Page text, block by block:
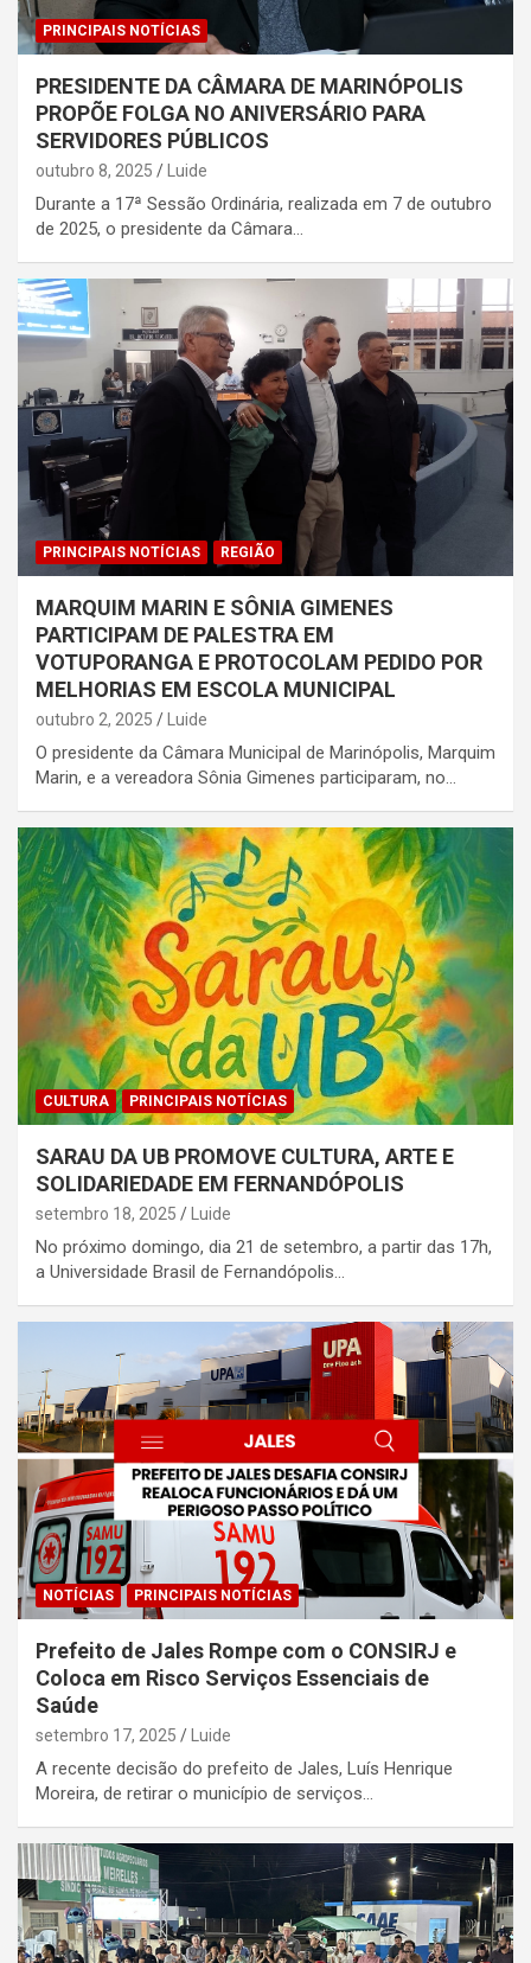
PRINCIPAIS NOTÍCIAS
PRESIDENTE DA CÂMARA DE MARINÓPOLIS
PROPÕE FOLGA NO ANIVERSÁRIO PARA
SERVIDORES PÚBLICOS
outubro 8, 2025 Luide
Durante a 17ª Sessão Ordinária, realizada em 7 de outubro
de 2025, o presidente da Câmara…
PRINCIPAIS NOTÍCIAS REGIÃO
MARQUIM MARIN E SÔNIA GIMENES
PARTICIPAM DE PALESTRA EM
VOTUPORANGA E PROTOCOLAM PEDIDO POR
MELHORIAS EM ESCOLA MUNICIPAL
outubro 2, 2025 Luide
O presidente da Câmara Municipal de Marinópolis, Marquim
Marin, e a vereadora Sônia Gimenes participaram, no…
CULTURA PRINCIPAIS NOTÍCIAS
SARAU DA UB PROMOVE CULTURA, ARTE E
SOLIDARIEDADE EM FERNANDÓPOLIS
setembro 18, 2025 Luide
No próximo domingo, dia 21 de setembro, a partir das 17h,
a Universidade Brasil de Fernandópolis…
NOTÍCIAS PRINCIPAIS NOTÍCIAS
Prefeito de Jales Rompe com o CONSIRJ e
Coloca em Risco Serviços Essenciais de
Saúde
setembro 17, 2025 Luide
A recente decisão do prefeito de Jales, Luís Henrique
Moreira, de retirar o município de serviços…